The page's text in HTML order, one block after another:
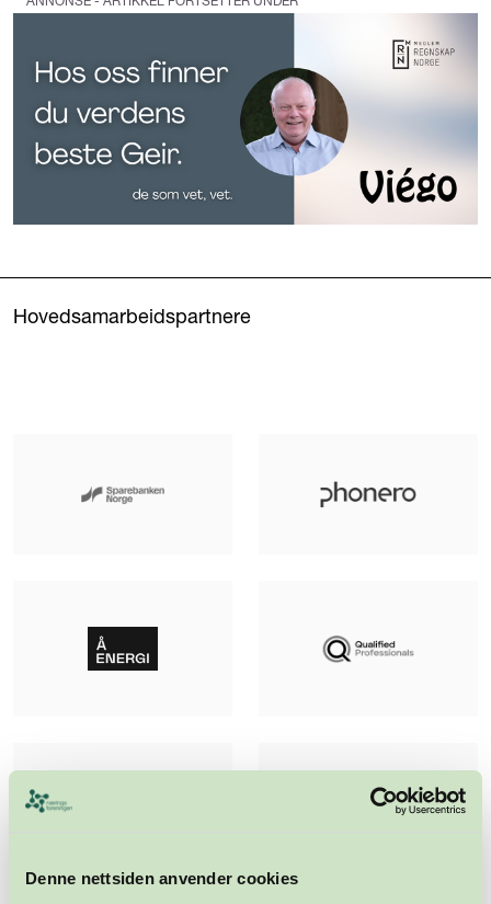
Denne nettsiden anvender cookies
Hovedsamarbeidspartnere